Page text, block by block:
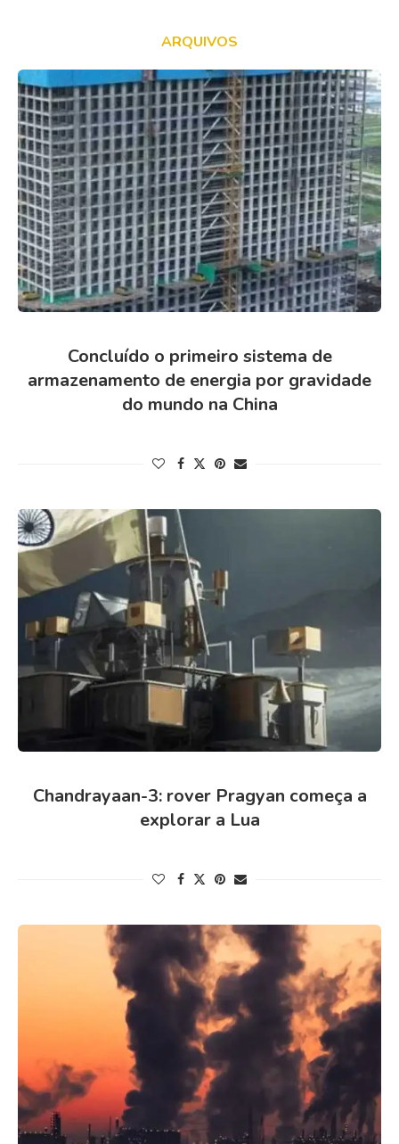
ARQUIVOS
Concluído o primeiro sistema de
armazenamento de energia por gravidade
do mundo na China
Chandrayaan-3: rover Pragyan começa a
explorar a Lua